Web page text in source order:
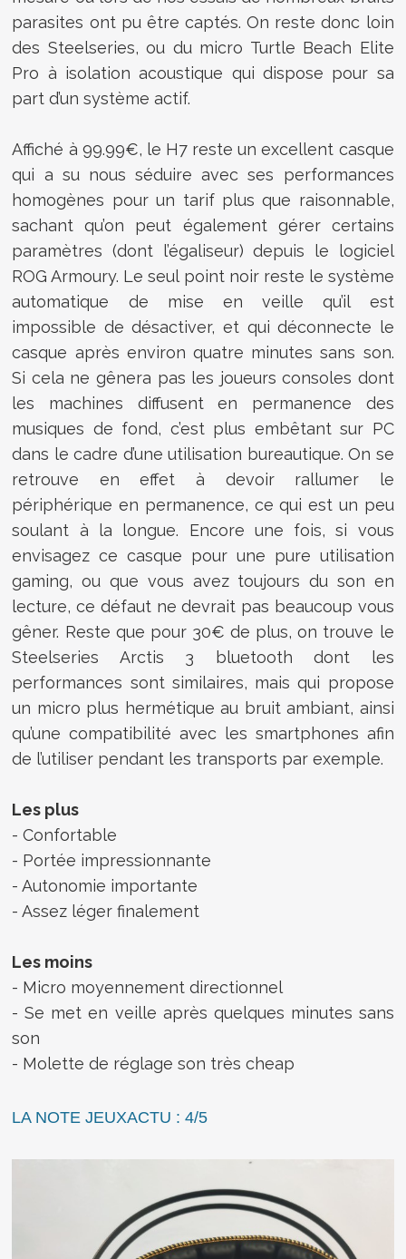
parasites ont pu être captés. On reste donc loin
des Steelseries, ou du micro Turtle Beach Elite
Pro à isolation acoustique qui dispose pour sa
part d’un système actif.
Affiché à 99.99€, le H7 reste un excellent casque
qui a su nous séduire avec ses performances
homogènes pour un tarif plus que raisonnable,
sachant qu’on peut également gérer certains
paramètres (dont l’égaliseur) depuis le logiciel
ROG Armoury. Le seul point noir reste le système
automatique de mise en veille qu’il est
impossible de désactiver, et qui déconnecte le
casque après environ quatre minutes sans son.
Si cela ne gênera pas les joueurs consoles dont
les machines diffusent en permanence des
musiques de fond, c’est plus embêtant sur PC
dans le cadre d’une utilisation bureautique. On se
retrouve en effet à devoir rallumer le
périphérique en permanence, ce qui est un peu
soulant à la longue. Encore une fois, si vous
envisagez ce casque pour une pure utilisation
gaming, ou que vous avez toujours du son en
lecture, ce défaut ne devrait pas beaucoup vous
gêner. Reste que pour 30€ de plus, on trouve le
Steelseries Arctis 3 bluetooth dont les
performances sont similaires, mais qui propose
un micro plus hermétique au bruit ambiant, ainsi
qu’une compatibilité avec les smartphones afin
de l’utiliser pendant les transports par exemple.
Les plus
- Confortable
- Portée impressionnante
- Autonomie importante
- Assez léger finalement
Les moins
- Micro moyennement directionnel
- Se met en veille après quelques minutes sans
son
- Molette de réglage son très cheap
LA NOTE JEUXACTU : 4/5